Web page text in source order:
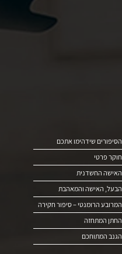
הסיפורים שידהימו אתכם
חוקר פרטי
האישה החשדנית
הבעל, האישה והמאהבת
המרובע הרומנטי – סיפור חקירה
החתן המתחזה
הגנב המתוחכם